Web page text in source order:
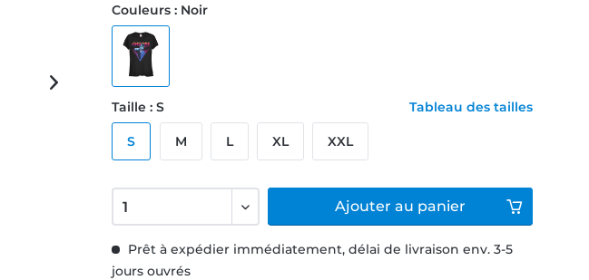
Prêt à expédier immédiatement, délai de livraison env. 3-5
jours ouvrés
Couleurs : Noir
Taille : S Tableau des tailles
S M L XL XXL
Ajouter au panier